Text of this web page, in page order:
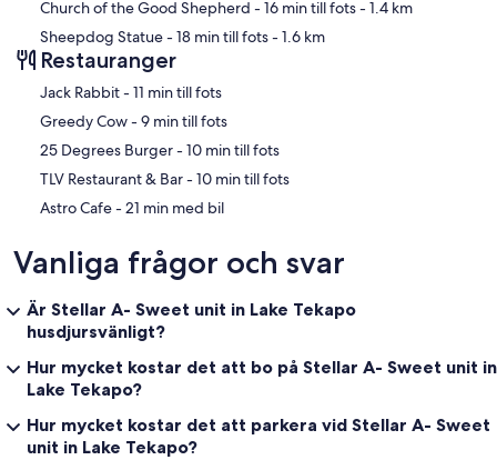
Church of the Good Shepherd - 16 min till fots- 1.4 km
Sheepdog Statue- 18 min till fots- 1.6 km
Restauranger
‪Jack Rabbit - ‬11 min till fots
‪Greedy Cow - ‬9 min till fots
‪25 Degrees Burger - ‬10 min till fots
‪TLV Restaurant & Bar - ‬10 min till fots
‪Astro Cafe - ‬21 min med bil
Vanliga frågor och svar
Är Stellar A- Sweet unit in Lake Tekapo
husdjursvänligt?
Hur mycket kostar det att bo på Stellar A- Sweet unit in
Lake Tekapo?
Hur mycket kostar det att parkera vid Stellar A- Sweet
unit in Lake Tekapo?